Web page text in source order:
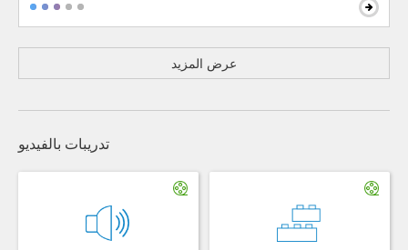
عرض المزيد
تدريبات بالفيديو